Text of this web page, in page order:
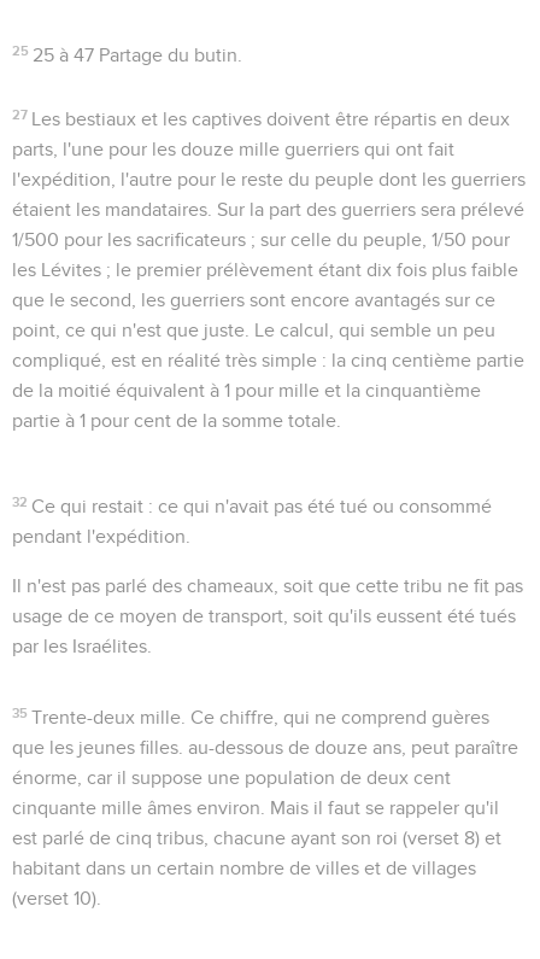
25 25 à 47 Partage du butin.
27 Les bestiaux et les captives doivent être répartis en deux
parts, l'une pour les douze mille guerriers qui ont fait
l'expédition, l'autre pour le reste du peuple dont les guerriers
étaient les mandataires. Sur la part des guerriers sera prélevé
1/500 pour les sacrificateurs ; sur celle du peuple, 1/50 pour
les Lévites ; le premier prélèvement étant dix fois plus faible
que le second, les guerriers sont encore avantagés sur ce
point, ce qui n'est que juste. Le calcul, qui semble un peu
compliqué, est en réalité très simple : la cinq centième partie
de la moitié équivalent à 1 pour mille et la cinquantième
partie à 1 pour cent de la somme totale.
32 Ce qui restait : ce qui n'avait pas été tué ou consommé
pendant l'expédition.
Il n'est pas parlé des chameaux, soit que cette tribu ne fit pas
usage de ce moyen de transport, soit qu'ils eussent été tués
par les Israélites.
35 Trente-deux mille . Ce chiffre, qui ne comprend guères
que les jeunes filles. au-dessous de douze ans, peut paraître
énorme, car il suppose une population de deux cent
cinquante mille âmes environ. Mais il faut se rappeler qu'il
est parlé de cinq tribus, chacune ayant son roi (verset 8) et
habitant dans un certain nombre de villes et de villages
(verset 10).